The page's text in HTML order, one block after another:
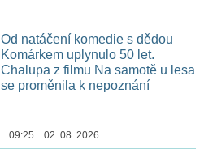
Od natáčení komedie s dědou
Komárkem uplynulo 50 let.
Chalupa z filmu Na samotě u lesa
se proměnila k nepoznání
09:25 02. 08. 2026